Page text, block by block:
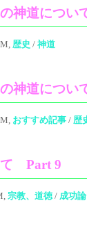
神道につ
歴史 / 神道
神道につ
おすすめ記事 / 歴
て Part 9
宗教、道徳/ 成功